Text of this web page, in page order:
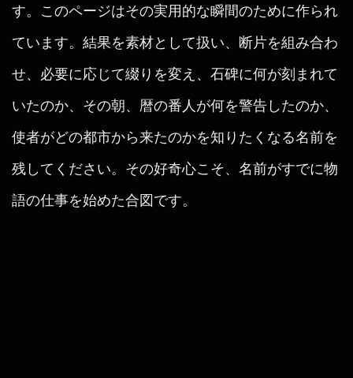
す。このページはその実用的な瞬間のために作られ
ています。結果を素材として扱い、断片を組み合わ
せ、必要に応じて綴りを変え、石碑に何が刻まれて
いたのか、その朝、暦の番人が何を警告したのか、
使者がどの都市から来たのかを知りたくなる名前を
残してください。その好奇心こそ、名前がすでに物
語の仕事を始めた合図です。